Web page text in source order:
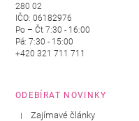
280 02
IČO: 06182976
Po – Čt 7:30 - 16:00
Pá: 7:30 - 15:00
+420 321 711 711
ODEBÍRAT NOVINKY
Zajímavé články